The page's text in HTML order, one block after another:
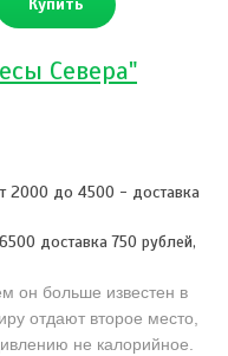
Купить
Севера"
2000 до 4500 - доставка
доставка 750 рублей,
он больше известен в
отдают второе место,
не калорийное.